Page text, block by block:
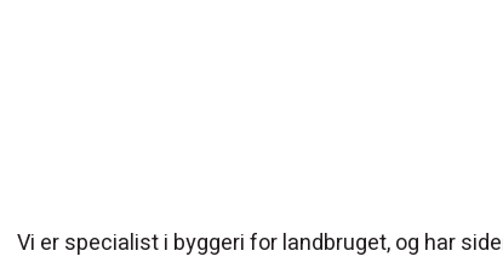
​Vi er specialist i byggeri for landbruget, og har